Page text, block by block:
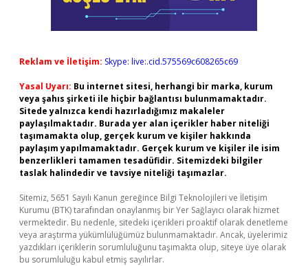
Reklam ve İletişim: Skype: live:.cid.575569c608265c69
Yasal Uyarı: Bu internet sitesi, herhangi bir marka, kurum
veya şahıs şirketi ile hiçbir bağlantısı bulunmamaktadır.
Sitede yalnızca kendi hazırladığımız makaleler
paylaşılmaktadır. Burada yer alan içerikler haber niteliği
taşımamakta olup, gerçek kurum ve kişiler hakkında
paylaşım yapılmamaktadır. Gerçek kurum ve kişiler ile isim
benzerlikleri tamamen tesadüfidir. Sitemizdeki bilgiler
taslak halindedir ve tavsiye niteliği taşımazlar.
Sitemiz, 5651 Sayılı Kanun gereğince Bilgi Teknolojileri ve İletişim
Kurumu (BTK) tarafından onaylanmış bir Yer Sağlayıcı olarak hizmet
vermektedir. Bu nedenle, sitedeki içerikleri proaktif olarak denetleme
veya araştırma yükümlülüğümüz bulunmamaktadır. Ancak, üyelerimiz
yazdıkları içeriklerin sorumluluğunu taşımakta olup, siteye üye olarak
bu sorumluluğu kabul etmiş sayılırlar.